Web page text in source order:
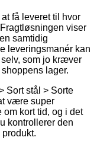
få leveret til hvor
viser
samtidig
leveringsmanér kan
som jo kræver
lager.
Sort stål > Sorte
være super
om kort tid, og i det
kontrollerer den